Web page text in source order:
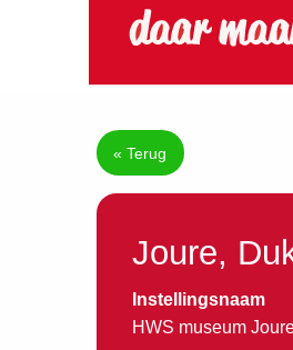
« Terug
Joure,
Instellingsnaam
HWS museum